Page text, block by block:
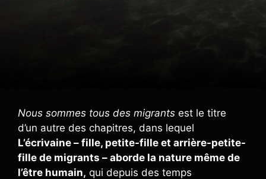
Nous sommes tous des migrants est le titre
d’un autre des chapitres, dans lequel
L’écrivaine – fille, petite-fille et arrière-petite-
fille de migrants – aborde la nature même de
l’être humain, qui depuis des temps